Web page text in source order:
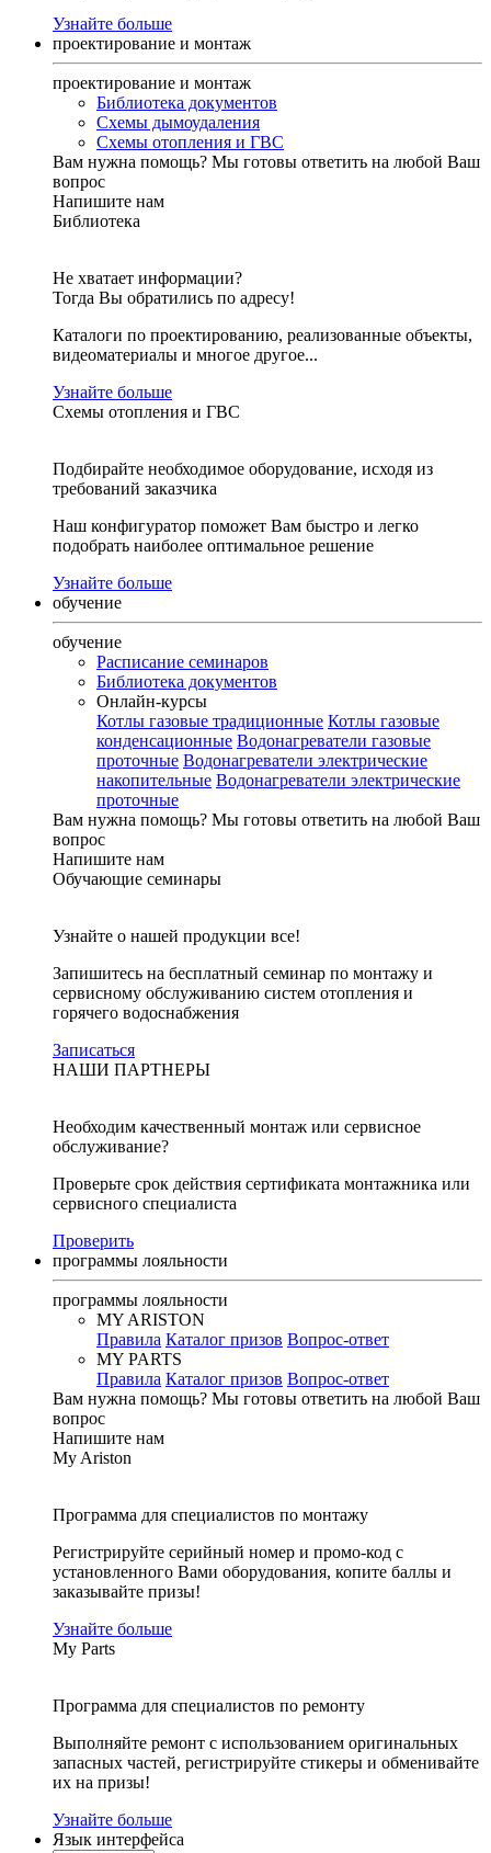
Узнайте больше
проектирование и монтаж
проектирование и монтаж
Библиотека документов
Схемы дымоудаления
Схемы отопления и ГВС
Вам нужна помощь? Мы готовы ответить на любой Ваш
вопрос
Напишите нам
Библиотека
Не хватает информации?
Тогда Вы обратились по адресу!
Каталоги по проектированию, реализованные объекты,
видеоматериалы и многое другое...
Узнайте больше
Схемы отопления и ГВС
Подбирайте необходимое оборудование, исходя из
требований заказчика
Наш конфигуратор поможет Вам быстро и легко
подобрать наиболее оптимальное решение
Узнайте больше
обучение
обучение
Расписание семинаров
Библиотека документов
Онлайн-курсы
Котлы газовые традиционные Котлы газовые
конденсационные Водонагреватели газовые
проточные Водонагреватели электрические
накопительные Водонагреватели электрические
проточные
Вам нужна помощь? Мы готовы ответить на любой Ваш
вопрос
Напишите нам
Обучающие семинары
Узнайте о нашей продукции все!
Запишитесь на бесплатный семинар по монтажу и
сервисному обслуживанию систем отопления и
горячего водоснабжения
Записаться
НАШИ ПАРТНЕРЫ
Необходим качественный монтаж или сервисное
обслуживание?
Проверьте срок действия сертификата монтажника или
сервисного специалиста
Проверить
программы лояльности
программы лояльности
MY ARISTON
Правила Каталог призов Вопрос-ответ
MY PARTS
Правила Каталог призов Вопрос-ответ
Вам нужна помощь? Мы готовы ответить на любой Ваш
вопрос
Напишите нам
My Ariston
Программа для специалистов по монтажу
Регистрируйте серийный номер и промо-код с
установленного Вами оборудования, копите баллы и
заказывайте призы!
Узнайте больше
My Parts
Программа для специалистов по ремонту
Выполняйте ремонт с использованием оригинальных
запасных частей, регистрируйте стикеры и обменивайте
их на призы!
Узнайте больше
Язык интерфейса